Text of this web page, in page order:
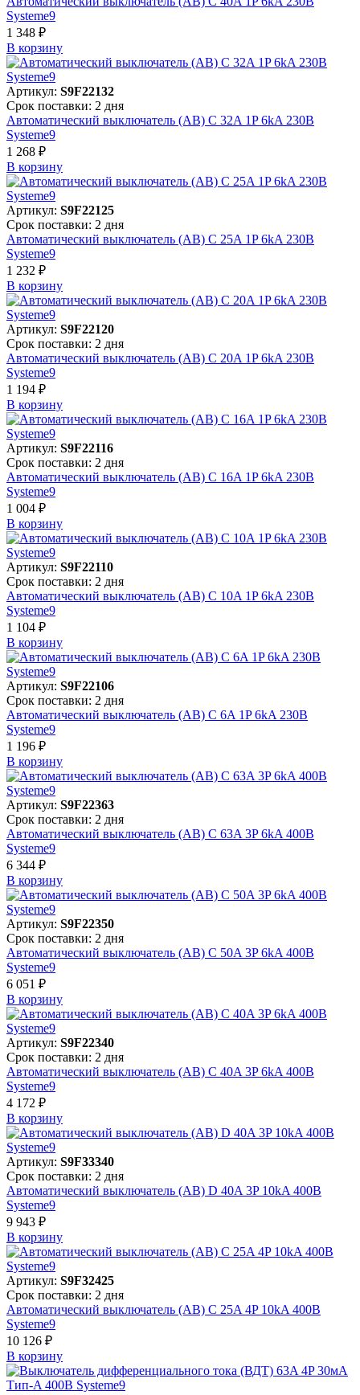
Systeme9
1 348 ₽
В корзинy
Артикул: S9F22132
Срок поставки: 2 дня
Автоматический выключатель (АВ) C 32A 1P 6kA 230В
Systeme9
1 268 ₽
В корзинy
Артикул: S9F22125
Срок поставки: 2 дня
Автоматический выключатель (АВ) C 25A 1P 6kA 230В
Systeme9
1 232 ₽
В корзинy
Артикул: S9F22120
Срок поставки: 2 дня
Автоматический выключатель (АВ) C 20A 1P 6kA 230В
Systeme9
1 194 ₽
В корзинy
Артикул: S9F22116
Срок поставки: 2 дня
Автоматический выключатель (АВ) C 16A 1P 6kA 230В
Systeme9
1 004 ₽
В корзинy
Артикул: S9F22110
Срок поставки: 2 дня
Автоматический выключатель (АВ) C 10A 1P 6kA 230В
Systeme9
1 104 ₽
В корзинy
Артикул: S9F22106
Срок поставки: 2 дня
Автоматический выключатель (АВ) C 6A 1P 6kA 230В
Systeme9
1 196 ₽
В корзинy
Артикул: S9F22363
Срок поставки: 2 дня
Автоматический выключатель (АВ) C 63A 3P 6kA 400В
Systeme9
6 344 ₽
В корзинy
Артикул: S9F22350
Срок поставки: 2 дня
Автоматический выключатель (АВ) C 50A 3P 6kA 400В
Systeme9
6 051 ₽
В корзинy
Артикул: S9F22340
Срок поставки: 2 дня
Автоматический выключатель (АВ) C 40A 3P 6kA 400В
Systeme9
4 172 ₽
В корзинy
Артикул: S9F33340
Срок поставки: 2 дня
Автоматический выключатель (АВ) D 40A 3P 10kA 400В
Systeme9
9 943 ₽
В корзинy
Артикул: S9F32425
Срок поставки: 2 дня
Автоматический выключатель (АВ) C 25A 4P 10kA 400В
Systeme9
10 126 ₽
В корзинy